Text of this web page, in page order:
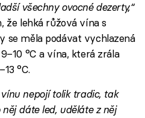
všechny ovocné dezerty,“
že lehká růžová vína s
se měla podávat vychlazená
°C a vína, která zrála
°C.
nepojí tolik tradic, tak
dáte led, uděláte z něj